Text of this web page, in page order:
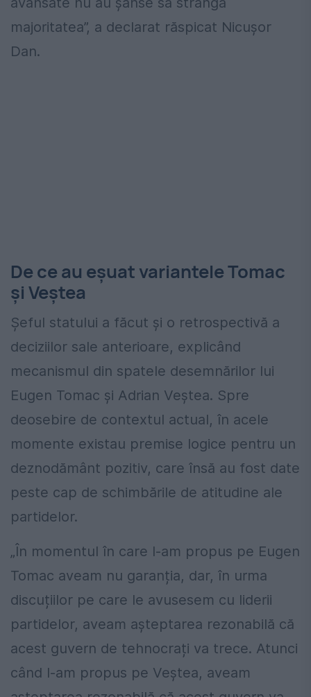
majoritatea”, a declarat răspicat Nicușor
Dan.
De ce au eșuat variantele Tomac
și Veștea
Șeful statului a făcut și o retrospectivă a
deciziilor sale anterioare, explicând
mecanismul din spatele desemnărilor lui
Eugen Tomac și Adrian Veștea. Spre
deosebire de contextul actual, în acele
momente existau premise logice pentru un
deznodământ pozitiv, care însă au fost date
peste cap de schimbările de atitudine ale
partidelor.
„În momentul în care l-am propus pe Eugen
Tomac aveam nu garanția, dar, în urma
discuțiilor pe care le avusesem cu liderii
partidelor, aveam așteptarea rezonabilă că
acest guvern de tehnocrați va trece. Atunci
când l-am propus pe Veștea, aveam